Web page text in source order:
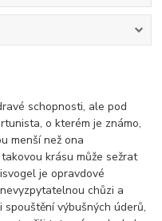
schopnosti, ale pod
o kterém je známo,
menší než ona
krásu může sežrat
je opravdové
chůzi a
spouštění výbušných úderů,